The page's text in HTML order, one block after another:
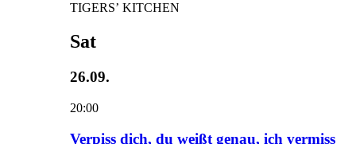
TIGERS’ KITCHEN
Sat
26.09.
20:00
Verpiss dich, du weißt genau, ich vermiss